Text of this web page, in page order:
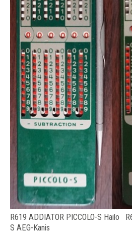
R619 ADDIATOR PICCOLO-S Hailo
S AEG-Kanis